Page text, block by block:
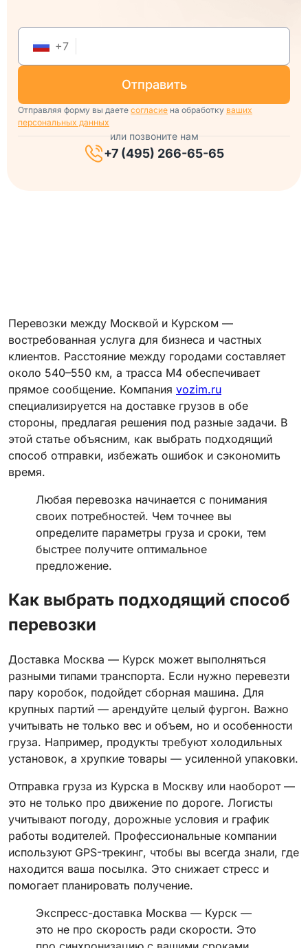
+7
отправить
Отправляя форму вы даете согласие на обработку ваших
персональных данных
или позвоните нам
+7 (495) 266-65-65
Перевозки между Москвой и Курском —
востребованная услуга для бизнеса и частных
клиентов. Расстояние между городами составляет
около 540–550 км, а трасса М4 обеспечивает
прямое сообщение. Компания vozim.ru
специализируется на доставке грузов в обе
стороны, предлагая решения под разные задачи. В
этой статье объясним, как выбрать подходящий
способ отправки, избежать ошибок и сэкономить
время.
Любая перевозка начинается с понимания
своих потребностей. Чем точнее вы
определите параметры груза и сроки, тем
быстрее получите оптимальное
предложение.
Как выбрать подходящий способ
перевозки
Доставка Москва — Курск может выполняться
разными типами транспорта. Если нужно перевезти
пару коробок, подойдет сборная машина. Для
крупных партий — арендуйте целый фургон. Важно
учитывать не только вес и объем, но и особенности
груза. Например, продукты требуют холодильных
установок, а хрупкие товары — усиленной упаковки.
Отправка груза из Курска в Москву или наоборот —
это не только про движение по дороге. Логисты
учитывают погоду, дорожные условия и график
работы водителей. Профессиональные компании
используют GPS-трекинг, чтобы вы всегда знали, где
находится ваша посылка. Это снижает стресс и
помогает планировать получение.
Экспресс-доставка Москва — Курск —
это не про скорость ради скорости. Это